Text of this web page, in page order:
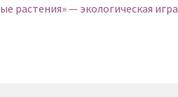
растения» — экологическая игра